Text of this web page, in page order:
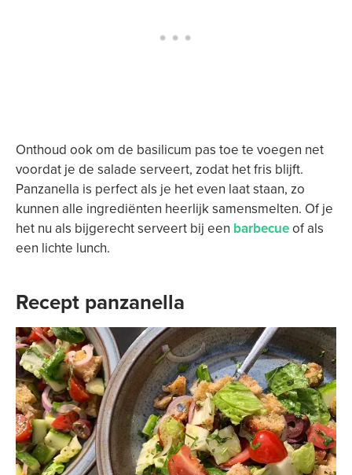
Onthoud ook om de basilicum pas toe te voegen net
voordat je de salade serveert, zodat het fris blijft.
Panzanella is perfect als je het even laat staan, zo
kunnen alle ingrediënten heerlijk samensmelten. Of je
het nu als bijgerecht serveert bij een barbecueof als
een lichte lunch.
Recept panzanella